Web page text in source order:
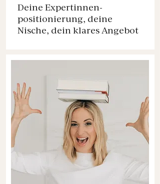
Deine Expertinnen-
positionierung, deine
Nische, dein klares Angebot